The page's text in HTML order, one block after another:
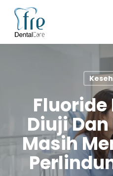
main
content
Diuji
Masih